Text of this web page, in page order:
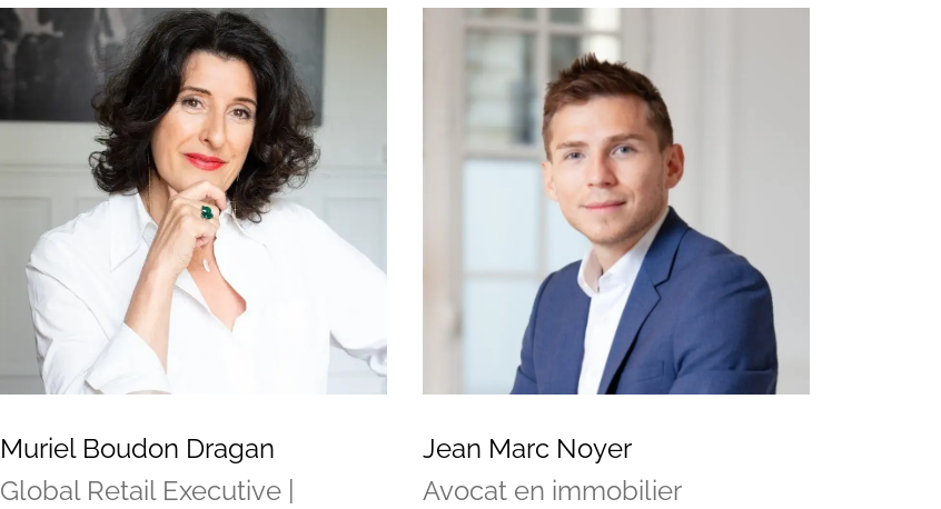
Muriel Boudon Dragan
Global Retail Executive |
Jean Marc Noyer
Avocat en immobilier